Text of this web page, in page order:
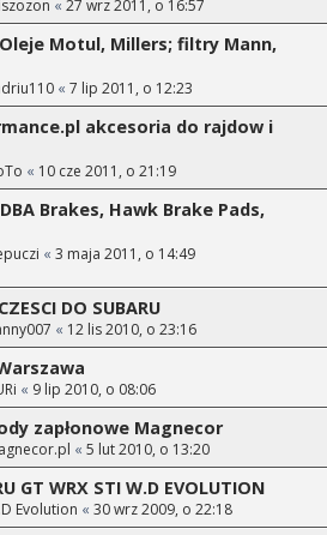
« 27 wrz 2011, o 16:57
Motul, Millers; filtry Mann,
« 7 lip 2011, o 12:23
akcesoria do rajdow i
« 10 cze 2011, o 21:19
Brakes, Hawk Brake Pads,
« 3 maja 2011, o 14:49
DO SUBARU
« 12 lis 2010, o 23:16
« 9 lip 2010, o 08:06
zapłonowe Magnecor
« 5 lut 2010, o 13:20
GT WRX STI W.D EVOLUTION
Evolution « 30 wrz 2009, o 22:18